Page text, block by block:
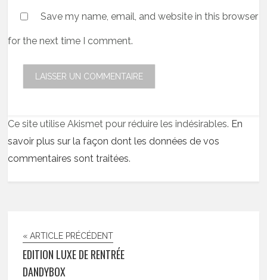
Save my name, email, and website in this browser
for the next time I comment.
Ce site utilise Akismet pour réduire les indésirables. En
savoir plus sur la façon dont les données de vos
commentaires sont traitées.
« ARTICLE PRÉCÉDENT
EDITION LUXE DE RENTRÉE
DANDYBOX